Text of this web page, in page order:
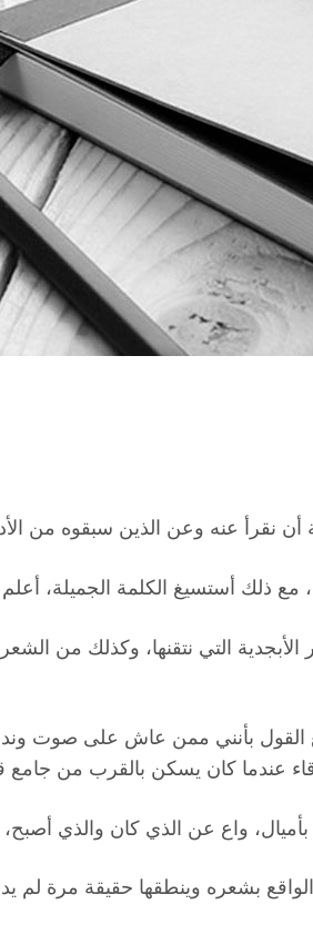
نقرأ عنه وعن الذين سبقوه من
ذلك أستسيغ الكلمة الجميلة،
التي نتقنها، وكذلك من
القول بأنني ممن عاش على صوت
عندما كان يسكن بالقرب من
واع عن الذي كان والذي
الواقع بشعره وينطقها حقيقة مرة